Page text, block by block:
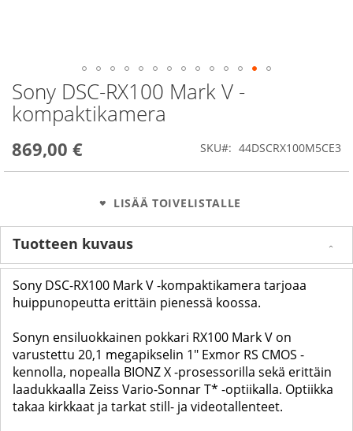
Sony DSC-RX100 Mark V -
kompaktikamera
869,00 € SKU 44DSCRX100M5CE3
LISÄÄ TOIVELISTALLE
Skip
to
the
of
images
Tuotteen kuvaus
Sony DSC-RX100 Mark V -kompaktikamera tarjoaa
huippunopeutta erittäin pienessä koossa.
Sonyn ensiluokkainen pokkari RX100 Mark V on
varustettu 20,1 megapikselin 1" Exmor RS CMOS -
kennolla, nopealla BIONZ X -prosessorilla sekä erittäin
laadukkaalla Zeiss Vario-Sonnar T* -optiikalla. Optiikka
takaa kirkkaat ja tarkat still- ja videotallenteet.